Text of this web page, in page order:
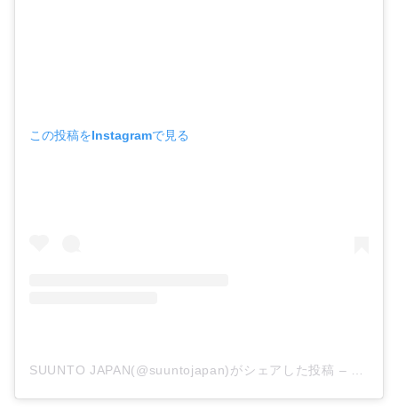
この投稿をInstagramで見る
SUUNTO JAPAN(@suuntojapan)がシェアした投稿 – 2020